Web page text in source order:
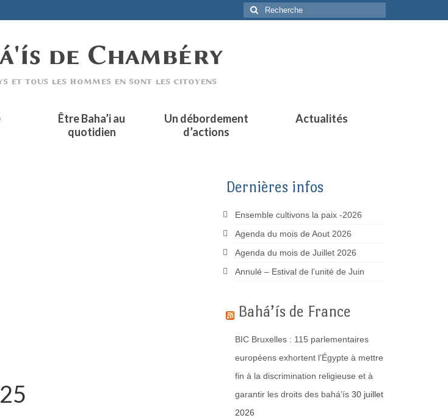
Rechercher
:
Être Baha’i au
quotidien
Un débordement
d’actions
Actualités
Dernières infos
Ensemble cultivons la paix -2026
Agenda du mois de Aout 2026
Agenda du mois de Juillet 2026
Annulé – Estival de l’unité de Juin
Bahá’ís de France
BIC Bruxelles : 115 parlementaires
européens exhortent l’Égypte à mettre
fin à la discrimination religieuse et à
garantir les droits des bahá’ís 30 juillet
2026